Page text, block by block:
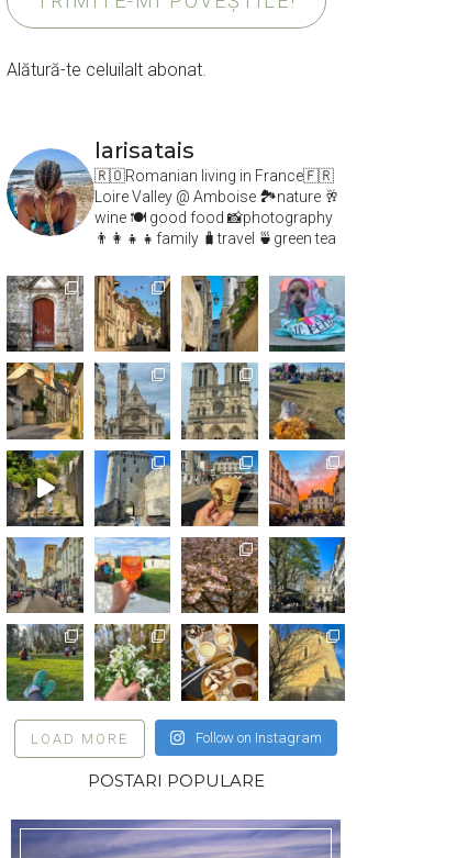
Alătură-te celuilalt abonat.
larisatais
🇷🇴Romanian living in France🇫🇷
Loire Valley @ Amboise 🏞️nature 🥂
wine 🍽 good food 📸photography
👨‍👩‍👧‍👧family 🧳travel 🍵green tea
LOAD MORE Follow on Instagram
POSTARI POPULARE